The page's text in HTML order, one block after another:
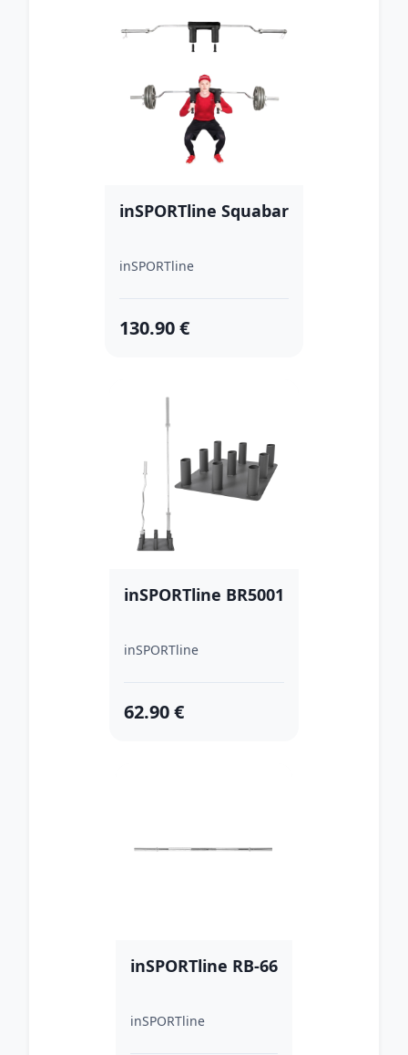
inSPORTline Squabar
inSPORTline
130.90 €
inSPORTline BR5001
inSPORTline
62.90 €
inSPORTline RB-66
inSPORTline